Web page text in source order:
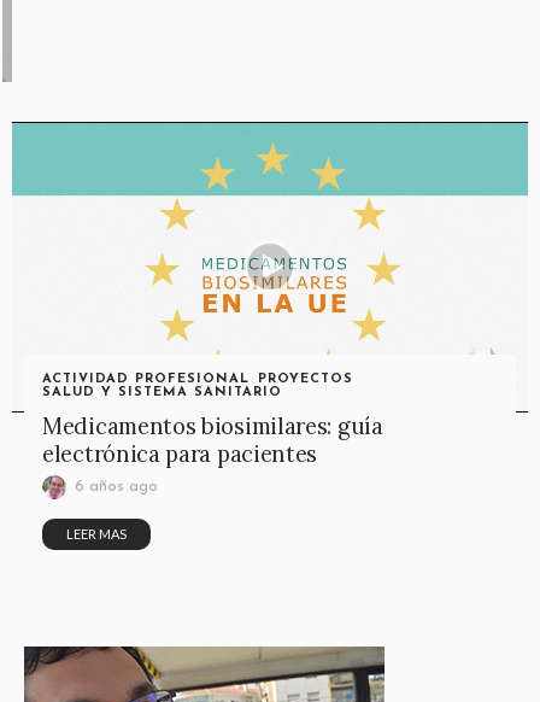
ACTIVIDAD PROFESIONAL
PROYECTOS
SALUD Y SISTEMA SANITARIO
Medicamentos biosimilares: guía
electrónica para pacientes
6 años ago
LEER MAS